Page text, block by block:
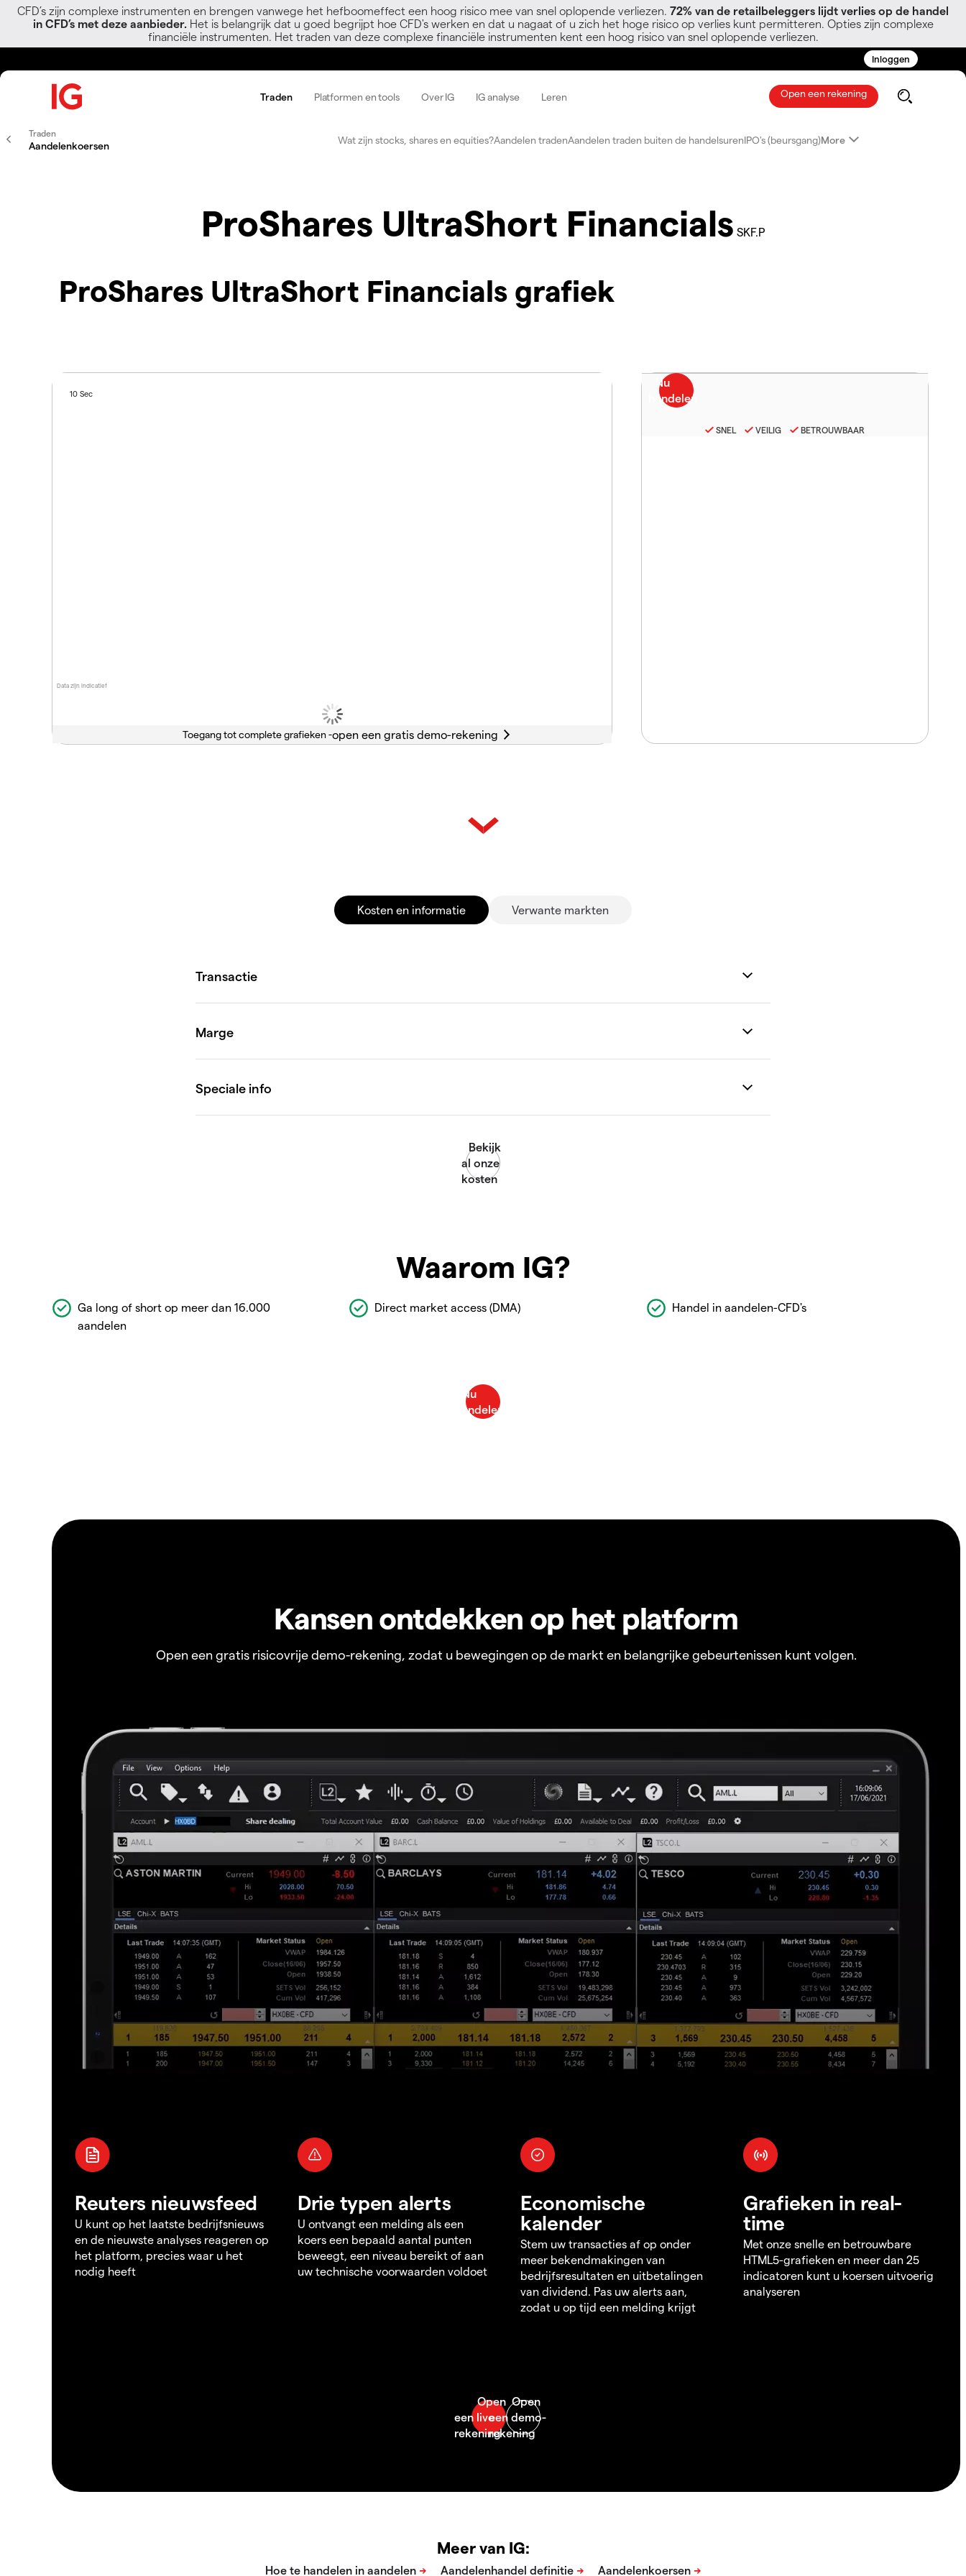
CFD’s zijn complexe instrumenten en brengen vanwege het hefboomeffect een hoog risico mee van snel oplopende verliezen. 72% van de retailbeleggers lijdt verlies op de handel
in CFD’s met deze aanbieder. Het is belangrijk dat u goed begrijpt hoe CFD's werken en dat u nagaat of u zich het hoge risico op verlies kunt permitteren. Opties zijn complexe
financiële instrumenten. Het traden van deze complexe financiële instrumenten kent een hoog risico van snel oplopende verliezen.
Inloggen
Traden Platformen en tools Over IG IG analyse Leren Open een rekening
Traden
Aandelenkoersen Wat zijn stocks, shares en equities?Aandelen tradenAandelen traden buiten de handelsurenIPO's (beursgang)More
ProShares UltraShort Financials SKF.P
ProShares UltraShort Financials grafiek
Data zijn indicatief
10 Sec
Toegang tot complete grafieken -
SNEL VEILIG BETROUWBAAR
Kosten en informatie Verwante markten
Waarom IG?
Ga long of short op meer dan 16.000
aandelen
Direct market access (DMA) Handel in aandelen-CFD's
Kansen ontdekken op het platform
Open een gratis risicovrije demo-rekening, zodat u bewegingen op de markt en belangrijke gebeurtenissen kunt volgen.
Reuters nieuwsfeed
U kunt op het laatste bedrijfsnieuws
en de nieuwste analyses reageren op
het platform, precies waar u het
nodig heeft
Drie typen alerts
U ontvangt een melding als een
koers een bepaald aantal punten
beweegt, een niveau bereikt of aan
uw technische voorwaarden voldoet
Economische
kalender
Stem uw transacties af op onder
meer bekendmakingen van
bedrijfsresultaten en uitbetalingen
van dividend. Pas uw alerts aan,
zodat u op tijd een melding krijgt
Grafieken in real-
time
Met onze snelle en betrouwbare
HTML5-grafieken en meer dan 25
indicatoren kunt u koersen uitvoerig
analyseren
Meer van IG: